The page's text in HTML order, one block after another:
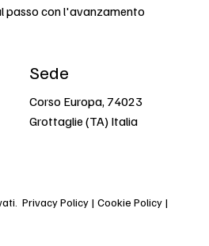
passo con l'avanzamento
Sede
Corso Europa, 74023
Grottaglie (TA) Italia
Privacy Policy | Cookie Policy |